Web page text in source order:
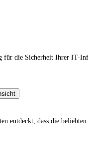
für die Sicherheit Ihrer IT-
entdeckt, dass die